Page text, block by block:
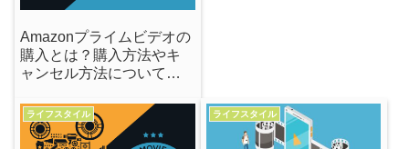
Amazonプライムビデオの
購入とは？購入方法やキ
ャンセル方法について詳
ライフスタイル ライフスタイル